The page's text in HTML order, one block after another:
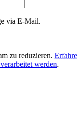
via E-Mail.
zu reduzieren. Erfahre
werden.